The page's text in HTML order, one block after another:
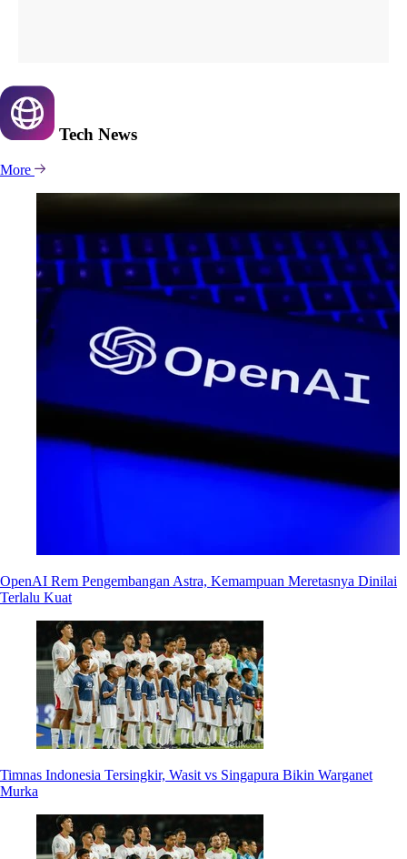
Tech News
More
OpenAI Rem Pengembangan Astra, Kemampuan Meretasnya Dinilai
Terlalu Kuat
Timnas Indonesia Tersingkir, Wasit vs Singapura Bikin Warganet
Murka